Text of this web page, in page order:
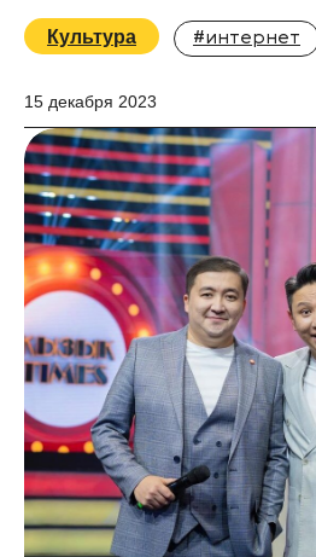
Культура #интернет
15 декабря 2023